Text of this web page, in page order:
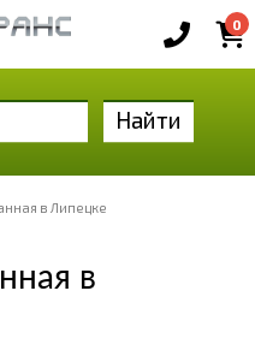
0
Найти
в Липецке
в